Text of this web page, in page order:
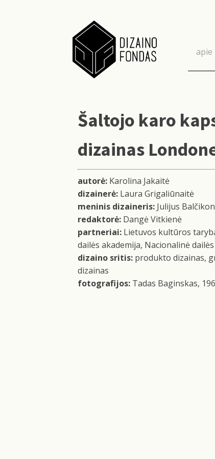
apie
Šaltojo karo
dizainas
autorė: Karolina Jakaitė
dizainerė: Laura Grigaliūnaitė
meninis dizaineris: Julijus
redaktorė: Dangė Vitkienė
partneriаi: Lietuvos kultūros
dailės akademija, Nacionalinė
dizaino sritis: produkto dizainas,
dizainas
fotografijos: Tadas Baginskas,